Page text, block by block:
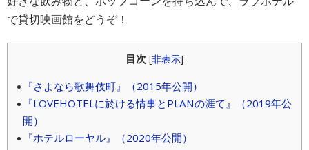
で貸切映画館をどうぞ！
目次 [非表示]
『さよなら歌舞伎町』（2015年公開）
『LOVEHOTELに於ける情事とPLANの涯て』（2019年公
開）
『ホテルローヤル』（2020年公開）